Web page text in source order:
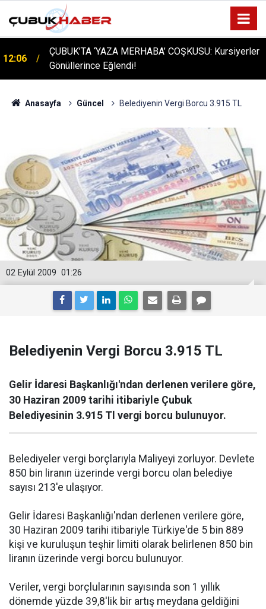
12:06
ÇUBUK’TA ‘YAZA MERHABA’ COŞKUSU: Kursiyerler
Gönüllerince Eğlendi!
Anasayfa Güncel Belediyenin Vergi Borcu 3.915 TL
01:26
02 Eylül 2009
Belediyenin Vergi Borcu 3.915 TL
Gelir İdaresi Başkanlığı'ndan derlenen verilere göre,
30 Haziran 2009 tarihi itibariyle Çubuk
Belediyesinin 3.915 Tl vergi borcu bulunuyor.
Belediyeler vergi borçlarıyla Maliyeyi zorluyor. Devlete
850 bin liranın üzerinde vergi borcu olan belediye
sayısı 213'e ulaşıyor.
Gelir İdaresi Başkanlığı'ndan derlenen verilere göre,
30 Haziran 2009 tarihi itibariyle Türkiye'de 5 bin 889
kişi ve kuruluşun teşhir limiti olarak belirlenen 850 bin
liranın üzerinde vergi borcu bulunuyor.
Veriler, vergi borçlularının sayısında son 1 yıllık
dönemde yüzde 39,8'lik bir artış meydana geldiğini